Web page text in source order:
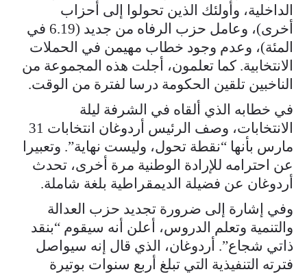
الداخلية، وأولئك الذين تحولوا إلى أحزاب
أخرى)، وعامل حزب الرفاه من جديد (6.19 في
المئة)، وعدم وجود خطاب مهيمن في الحملات
الانتخابية. كما تعلمون، أجلت هذه المجموعة من
الناخبين تلقين الحكومة درسا لفترة من الوقت.
في خطابه الذي ألقاه في الشرفة ليلة
الانتخابات، وصف الرئيس أردوغان انتخابات 31
مارس بأنها “نقطة تحول، وليست نهاية”. وتعبيرا
عن احترامه للإرادة الوطنية مرة أخرى، تحدث
أردوغان عن فضيلة الديمقراطية بلغة شاملة.
وفي إشارة إلى ضرورة تجديد حزب العدالة
والتنمية وتعلم الدروس، أعلن أنه سيقوم “بنقد
ذاتي شجاع”. أردوغان، الذي قال إنه سيواصل
فترته التنفيذية التي تبلغ أربع سنوات بوتيرة